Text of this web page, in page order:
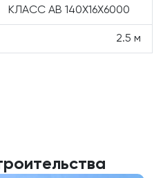
КЛАСС АВ 140Х16Х6000
2.5 м